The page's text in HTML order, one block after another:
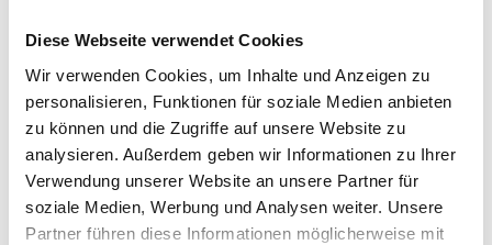
Diese Webseite verwendet Cookies
Wir verwenden Cookies, um Inhalte und Anzeigen zu
personalisieren, Funktionen für soziale Medien anbieten
zu können und die Zugriffe auf unsere Website zu
analysieren. Außerdem geben wir Informationen zu Ihrer
Verwendung unserer Website an unsere Partner für
soziale Medien, Werbung und Analysen weiter. Unsere
Partner führen diese Informationen möglicherweise mit
UNSERE KURS-SPECIALS IM
JANUAR
Gute Vorsätze gleich umsetzten! Das
neue Jahr startet mit Kurs-Specials für
Yoga, Indoor Cycling und Zumba(R).